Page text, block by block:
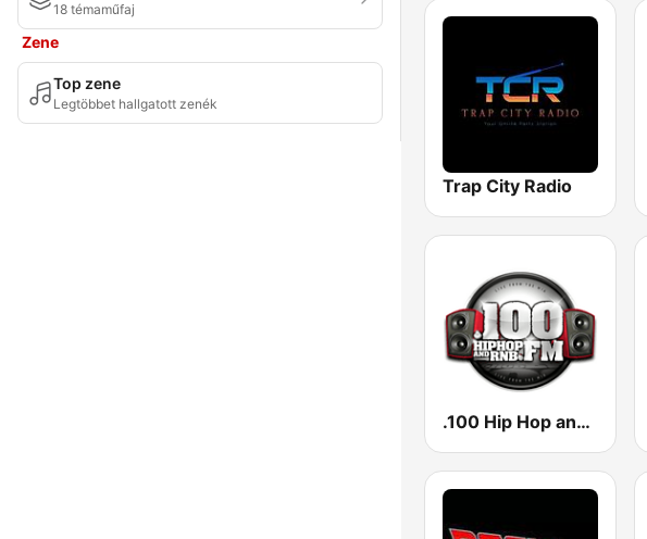
18 témaműfaj
Zene
Top zene
Legtöbbet hallgatott zenék
Trap City Radio
.100 Hip Hop and RNB.FM